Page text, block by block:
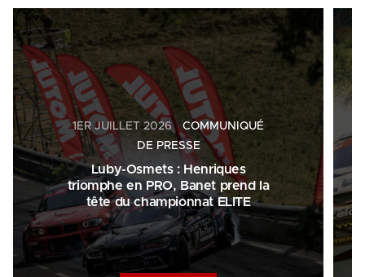
1ER JUILLET 2026
COMMUNIQUÉ
DE PRESSE
Luby-Osmets : Henriques
triomphe en PRO, Banet prend la
tête du championnat ELITE